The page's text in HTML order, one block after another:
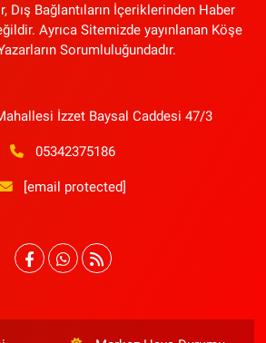
Dış Bağlantıların İçeriklerinden Haber
Ayrıca Sitemizde yayınlanan Köşe
Sorumluluğundadır.
İzzet Baysal Caddesi 47/3
05342375186
[email protected]